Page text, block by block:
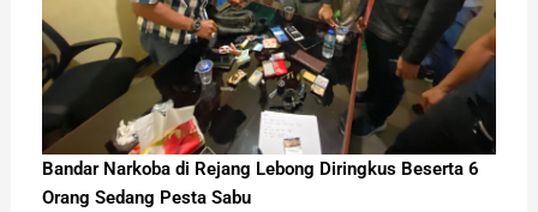
Bandar Narkoba di Rejang Lebong Diringkus Beserta 6
Orang Sedang Pesta Sabu